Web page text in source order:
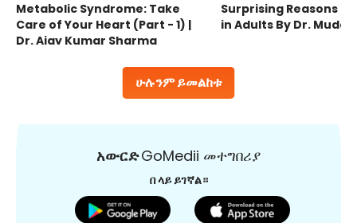
ሁሉንም ይመልከቱ
Metabolic Syndrome: Take
Care of Your Heart (Part - 1) |
Dr. Ajay Kumar Sharma
Surprising Reasons
in Adults By Dr.
አውርድGoMedii መተግበሪያ
በ ላይ ይገኛል።